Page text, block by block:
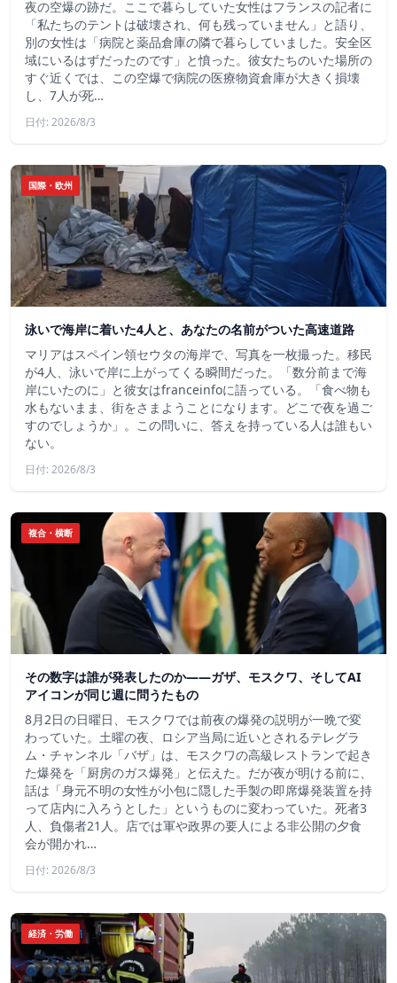
夜の空爆の跡だ。ここで暮らしていた女性はフランスの記者に
「私たちのテントは破壊され、何も残っていません」と語り、
別の女性は「病院と薬品倉庫の隣で暮らしていました。安全区
域にいるはずだったのです」と憤った。彼女たちのいた場所の
すぐ近くでは、この空爆で病院の医療物資倉庫が大きく損壊
し、7人が死…
日付: 2026/8/3
国際・欧州
泳いで海岸に着いた4人と、あなたの名前がついた高速道路
マリアはスペイン領セウタの海岸で、写真を一枚撮った。移民
が4人、泳いで岸に上がってくる瞬間だった。「数分前まで海
岸にいたのに」と彼女はfranceinfoに語っている。「食べ物も
水もないまま、街をさまようことになります。どこで夜を過ご
すのでしょうか」。この問いに、答えを持っている人は誰もい
ない。
日付: 2026/8/3
複合・横断
その数字は誰が発表したのか——ガザ、モスクワ、そしてAI
アイコンが同じ週に問うたもの
8月2日の日曜日、モスクワでは前夜の爆発の説明が一晩で変
わっていた。土曜の夜、ロシア当局に近いとされるテレグラ
ム・チャンネル「バザ」は、モスクワの高級レストランで起き
た爆発を「厨房のガス爆発」と伝えた。だが夜が明ける前に、
話は「身元不明の女性が小包に隠した手製の即席爆発装置を持
って店内に入ろうとした」というものに変わっていた。死者3
人、負傷者21人。店では軍や政界の要人による非公開の夕食
会が開かれ…
日付: 2026/8/3
経済・労働